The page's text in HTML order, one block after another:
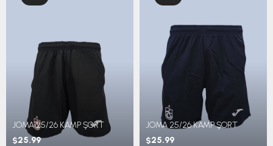
JOMA 25/26 KAMP ŞORT
$25.99
JOMA 25/26 KAMP ŞORT
$25.99